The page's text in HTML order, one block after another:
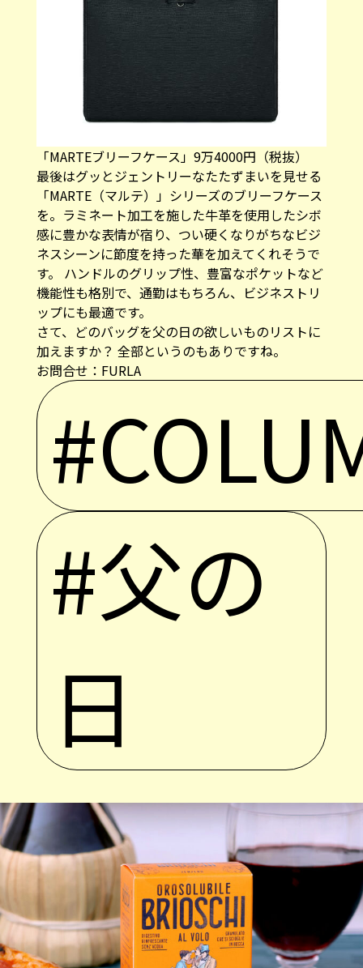
「MARTEブリーフケース」9万4000円（税抜）
最後はグッとジェントリーなたたずまいを見せる
「MARTE（マルテ）」シリーズのブリーフケース
を。ラミネート加工を施した牛革を使用したシボ
感に豊かな表情が宿り、つい硬くなりがちなビジ
ネスシーンに節度を持った華を加えてくれそうで
す。 ハンドルのグリップ性、豊富なポケットなど
機能性も格別で、通勤はもちろん、ビジネストリ
ップにも最適です。
さて、どのバッグを父の日の欲しいものリストに
加えますか？ 全部というのもありですね。
お問合せ： FURLA
#父の
日